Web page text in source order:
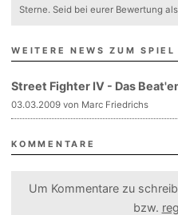
Sterne. Seid bei eurer Bewertung
WEITERE NEWS ZUM SPIEL
Street Fighter IV - Das
03.03.2009 von Marc Friedrichs
KOMMENTARE
Um Kommentare zu
bzw.